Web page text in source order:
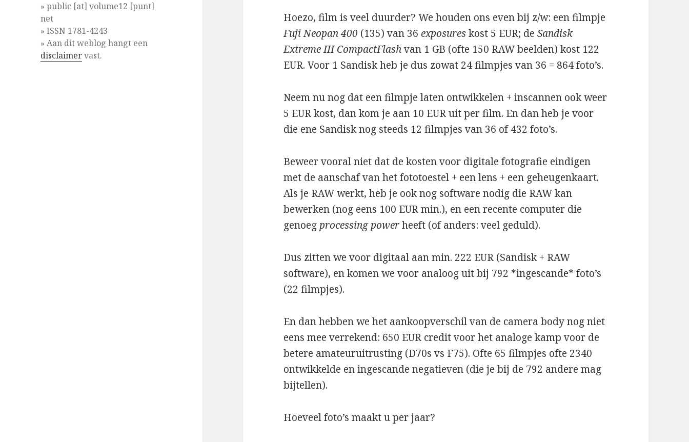
» public [at] volume12 [punt]
net
» ISSN 1781-4243
» Aan dit weblog hangt een
disclaimervast.
Hoezo, film is veel duurder? We houden ons even bij z/w: een filmpje
Fuji Neopan 400 (135) van 36exposureskost 5 EUR; deSandisk
Extreme III CompactFlashvan 1 GB (ofte 150 RAW beelden) kost 122
EUR. Voor 1 Sandisk heb je dus zowat 24 filmpjes van 36 = 864 foto’s.
Neem nu nog dat een filmpje laten ontwikkelen + inscannen ook weer
5 EUR kost, dan kom je aan 10 EUR uit per film. En dan heb je voor
die ene Sandisk nog steeds 12 filmpjes van 36 of 432 foto’s.
Beweer vooral niet dat de kosten voor digitale fotografie eindigen
met de aanschaf van het fototoestel + een lens + een geheugenkaart.
Als je RAW werkt, heb je ook nog software nodig die RAW kan
bewerken (nog eens 100 EUR min.), en een recente computer die
genoeg processing powerheeft (of anders: veel geduld).
Dus zitten we voor digitaal aan min. 222 EUR (Sandisk + RAW
software), en komen we voor analoog uit bij 792 *ingescande* foto’s
(22 filmpjes).
En dan hebben we het aankoopverschil van de camera body nog niet
eens mee verrekend: 650 EUR credit voor het analoge kamp voor de
betere amateuruitrusting (D70s vs F75). Ofte 65 filmpjes ofte 2340
ontwikkelde en ingescande negatieven (die je bij de 792 andere mag
bijtellen).
Hoeveel foto’s maakt u per jaar?